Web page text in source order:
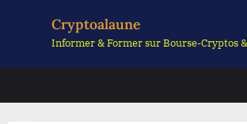
Cryptoalaune
Informer & Former sur Bourse-Cryptos